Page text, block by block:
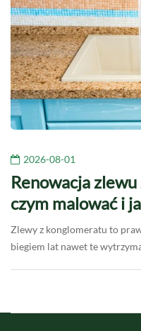
2026-08-01
Renowacja
czym malować i
Zlewy z konglomeratu to
biegiem lat nawet te